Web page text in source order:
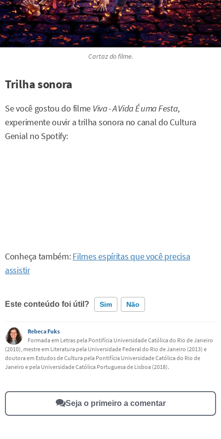
Cartaz do filme.
Trilha sonora
Se você gostou do filme Viva - A Vida É uma Festa,
experimente ouvir a trilha sonora no canal do Cultura
Genial no Spotify:
Conheça também:Filmes espíritas que você precisa
assistir
Este conteúdo foi útil? Sim Não
Este conteúdo contém informação incorreta
Este conteúdo não tem a informação que procuro
Rebeca Fuks
Formada em Letras pela Pontifícia Universidade Católica do Rio de Janeiro
(2010), mestre em Literatura pela Universidade Federal do Rio de Janeiro (2013) e
doutora em Estudos de Cultura pela Pontifícia Universidade Católica do Rio de
Janeiro e pela Universidade Católica Portuguesa de Lisboa (2018).
Seja o primeiro a comentar